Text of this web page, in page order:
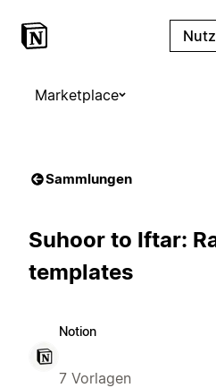
Marketplace
Sammlungen
Suhoor to Iftar:
templates
Notion
7 Vorlagen